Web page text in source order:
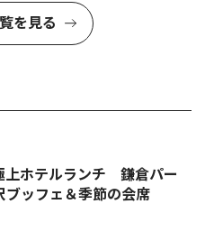
を見る
上ホテルランチ 鎌倉パー
ブッフェ＆季節の会席